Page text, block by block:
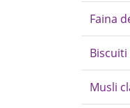
Faina
Musli